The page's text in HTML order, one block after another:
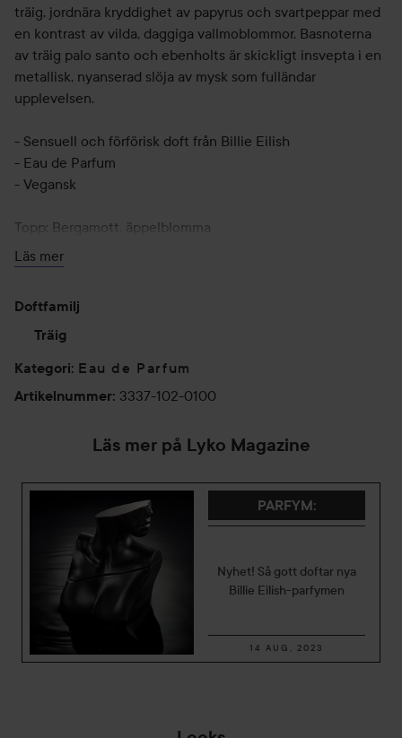
träig, jordnära kryddighet av papyrus och svartpeppar med
en kontrast av vilda, daggiga vallmoblommor. Basnoterna
av träig palo santo och ebenholts är skickligt insvepta i en
metallisk, nyanserad slöja av mysk som fulländar
upplevelsen.
- Sensuell och förförisk doft från Billie Eilish
- Eau de Parfum
- Vegansk
Topp: Bergamott, äppelblomma
Hjärta: Papyrus, svartpeppar, vallmoblomma
Bas: Palo sant, ebenholts, mysk
Flaskan är, precis som originaldoften, inspirerad av Billies
favoritdelar på kroppen: dekolletaget, halsen och
100 ml
Läs mer
Doftfamilj
Träig
Kategori: Eau de Parfum
Artikelnummer: 3337-102-0100
Läs mer på Lyko Magazine
PARFYM:
Nyhet! Så gott doftar nya
Billie Eilish-parfymen
14 AUG, 2023